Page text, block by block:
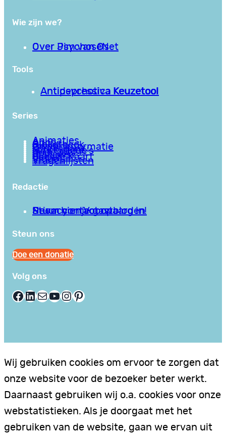
Wie zijn we?
Over PsychoseNet
Over Jim van Os
Tools
Antipsychotica Keuzetool
Antidepressiva Keuzetool
Series
Animaties
Apps
Bibliotheek
Goede informatie
Kennisbank
Mini college’s
Podcasts
Reviews
Sociale Kaart
Video’s
Vragenlijsten
Redactie
Privacy en Voorwaarden
Stuur hier je gastblog in!
Neem contact op
Steun ons
Doe een donatie
Volg ons
Facebook LinkedIn E-mail YouTube InstagramPinterest
Wij gebruiken cookies om ervoor te zorgen dat
onze website voor de bezoeker beter werkt.
Daarnaast gebruiken wij o.a. cookies voor onze
webstatistieken. Als je doorgaat met het
gebruiken van de website, gaan we ervan uit